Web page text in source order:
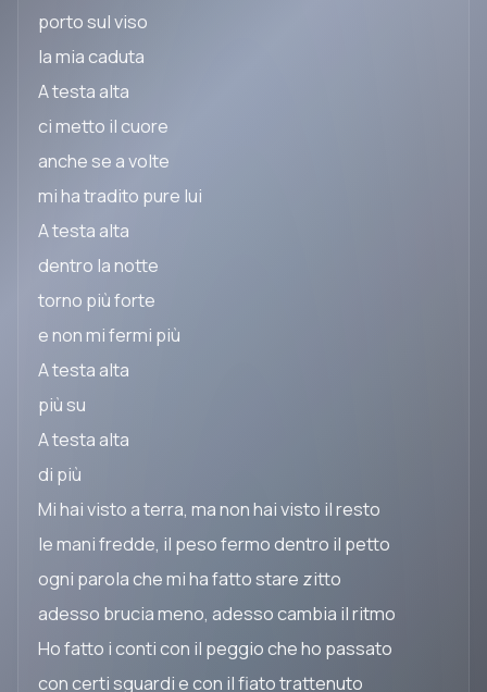
porto sul viso
la mia caduta
A testa alta
ci metto il cuore
anche se a volte
mi ha tradito pure lui
A testa alta
dentro la notte
torno più forte
e non mi fermi più
A testa alta
più su
A testa alta
di più
Mi hai visto a terra, ma non hai visto il resto
le mani fredde, il peso fermo dentro il petto
ogni parola che mi ha fatto stare zitto
adesso brucia meno, adesso cambia il ritmo
Ho fatto i conti con il peggio che ho passato
con certi sguardi e con il fiato trattenuto